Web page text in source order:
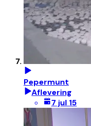
Pepermunt
Aflevering
7 jul 15